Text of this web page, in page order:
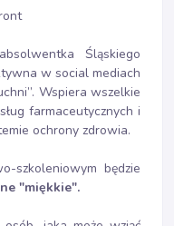
Śląskiego
w social mediach
Wspiera wszelkie
farmaceutycznych i
ochrony zdrowia.
szkoleniowym będzie
"miękkie".